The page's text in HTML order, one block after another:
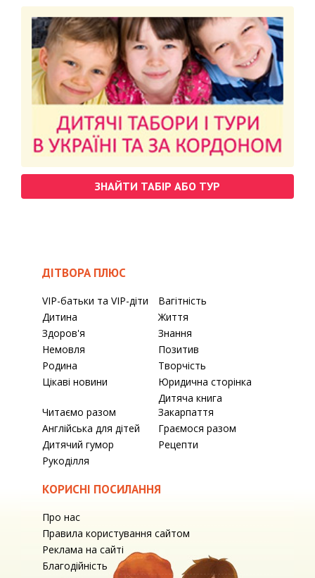
ЗНАЙТИ ТАБІР АБО ТУР
ДІТВОРА ПЛЮС
VIP-батьки та VIP-діти
Вагітність
Дитина
Життя
Здоров'я
Знання
Немовля
Позитив
Родина
Творчість
Цікаві новини
Юридична сторінка
Читаємо разом
Дитяча книга
Закарпаття
Англійська для дітей
Граємося разом
Дитячий гумор
Рецепти
Рукоділля
КОРИСНІ ПОСИЛАННЯ
Про нас
Правила користування сайтом
Реклама на сайті
Благодійність